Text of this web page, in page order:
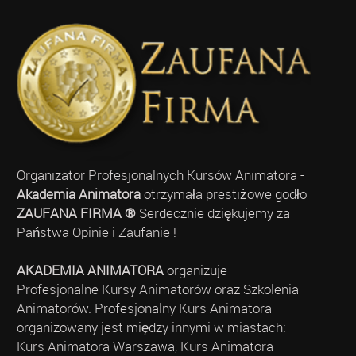
Organizator Profesjonalnych Kursów Animatora -
Akademia Animatoraotrzymała prestiżowe godło
ZAUFANA FIRMA ®Serdecznie dziękujemy za
Państwa Opinie i Zaufanie !
AKADEMIA ANIMATORAorganizuje
Profesjonalne Kursy Animatorów oraz Szkolenia
Animatorów. Profesjonalny Kurs Animatora
organizowany jest między innymi w miastach:
Kurs Animatora Warszawa, Kurs Animatora